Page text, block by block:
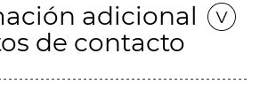
adicional
de contacto